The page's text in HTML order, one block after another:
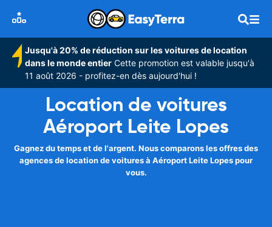
Jusqu'à 20% de réduction sur les voitures de location
dans le monde entier Cette promotion est valable jusqu'à
11 août 2026 - profitez-en dès aujourd'hui !
Location de voitures
Aéroport Leite Lopes
Gagnez du temps et de l'argent. Nous comparons les offres des
agences de location de voitures à Aéroport Leite Lopes pour
vous.